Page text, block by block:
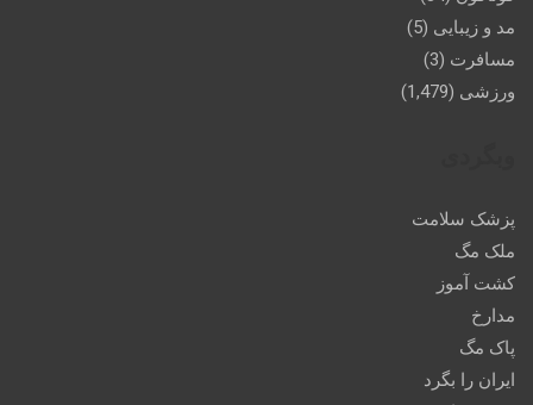
مد و زیبایی (5)
مسافرت (3)
ورزشی (1,479)
پزشک سلامت
ملک مگ
کشت آموز
مدارخ
پاک مگ
ایران را بگرد